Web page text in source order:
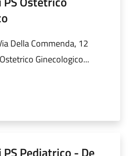
Della Commenda, 12
Ginecologico...
Pediatrico - De